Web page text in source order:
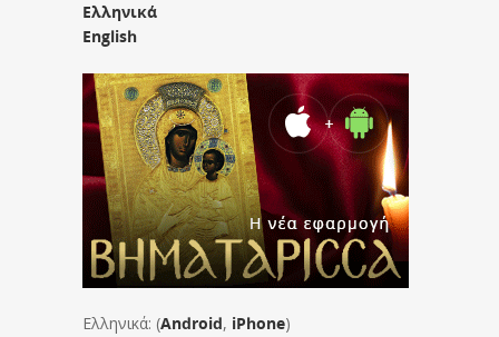
Ελληνικά
English
Ελληνικά: (Android, iPhone)